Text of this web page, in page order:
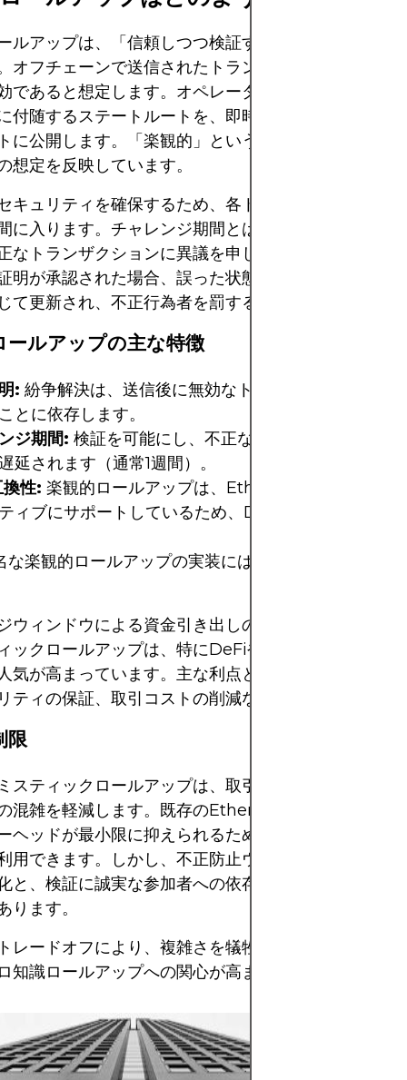
ルアップは、「信頼しつつ検証する」という理念に
オフチェーンで送信されたトランザクションは、別
であると想定します。オペレーターは、トランザク
付随するステートルートを、即時の証明なしにイー
に公開します。「楽観的」という名称は、この誠実
想定を反映しています。
キュリティを確保するため、各トランザクションバ
に入ります。チャレンジ期間とは、誰でも不正証明
なトランザクションに異議を申し立てることができ
明が承認された場合、誤った状態は拒否され、ロー
て更新され、不正行為者を罰する可能性があります。
ールアップの主な特徴
: 紛争解決は、送信後に無効なトランザクションを検
とに依存します。
ジ期間: 検証を可能にし、不正な更新を防ぐため、フ
延されます（通常1週間）。
性: 楽観的ロールアップは、Ethereumのプログラ
ィブにサポートしているため、DAppの簡単な導入
楽観的ロールアップの実装には、
ウィンドウによる資金引き出しの遅延にもかかわら
ックロールアップは、特にDeFiやゲームなどの汎用
気が高まっています。主な利点としては、統合の容
ティの保証、取引コストの削減などが挙げられます。
限
スティックロールアップは、取引手数料を大幅に削
混雑を軽減します。既存のEthereumコントラクト
ヘッドが最小限に抑えられるため、開発者は使い慣
用できます。しかし、不正防止ウィンドウによるフ
と、検証に誠実な参加者への依存というトレードオ
ります。
レードオフにより、複雑さを犠牲にしてファイナリ
知識ロールアップへの関心が高まっています。